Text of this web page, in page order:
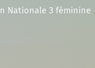
3 féminine | La finale